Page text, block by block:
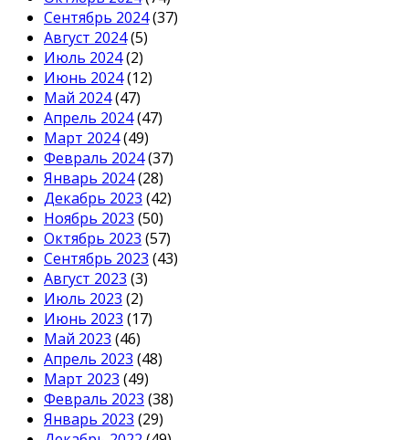
Сентябрь 2024(37)
Август 2024(5)
Июль 2024(2)
Июнь 2024(12)
Май 2024(47)
Апрель 2024(47)
Март 2024(49)
Февраль 2024(37)
Январь 2024(28)
Декабрь 2023 (42)
Ноябрь 2023 (50)
Октябрь 2023 (57)
Сентябрь 2023 (43)
Август 2023 (3)
Июль 2023 (2)
Июнь 2023 (17)
Май 2023 (46)
Апрель 2023 (48)
Март 2023 (49)
Февраль 2023 (38)
Январь 2023 (29)